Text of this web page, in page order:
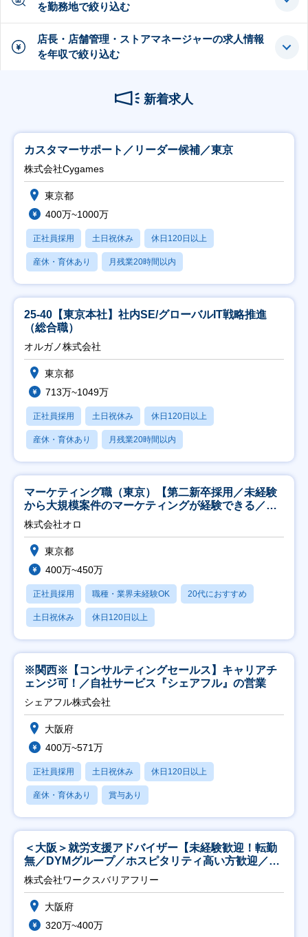
を勤務地で絞り込む
店長・店舗管理・ストアマネージャーの求人情報
を年収で絞り込む
新着求人
カスタマーサポート／リーダー候補／東京
株式会社Cygames
東京都
400万~1000万
正社員採用 土日祝休み 休日120日以上
産休・育休あり 月残業20時間以内
25-40【東京本社】社内SE/グローバルIT戦略推進
（総合職）
オルガノ株式会社
東京都
713万~1049万
正社員採用 土日祝休み 休日120日以上
産休・育休あり 月残業20時間以内
マーケティング職（東京）【第二新卒採用／未経験
から大規模案件のマーケティングが経験できる／研
修充実】
株式会社オロ
東京都
400万~450万
正社員採用 職種・業界未経験OK 20代におすすめ
土日祝休み 休日120日以上
※関西※【コンサルティングセールス】キャリアチ
ェンジ可！／自社サービス『シェアフル』の営業
シェアフル株式会社
大阪府
400万~571万
正社員採用 土日祝休み 休日120日以上
産休・育休あり 賞与あり
＜大阪＞就労支援アドバイザー【未経験歓迎！転勤
無／DYMグループ／ホスピタリティ高い方歓迎／土
日祝】
株式会社ワークスバリアフリー
大阪府
320万~400万